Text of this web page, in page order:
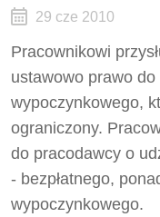
29 cze 2010
Pracownikowi
ustawowo prawo do
wypoczynkowego,
ograniczony.
do pracodawcy o
- bezpłatnego,
wypoczynkowego.